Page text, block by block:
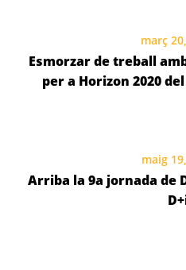
març
Esmorzar de treball
per a Horizon 2020
maig
Arriba la 9a jornada de